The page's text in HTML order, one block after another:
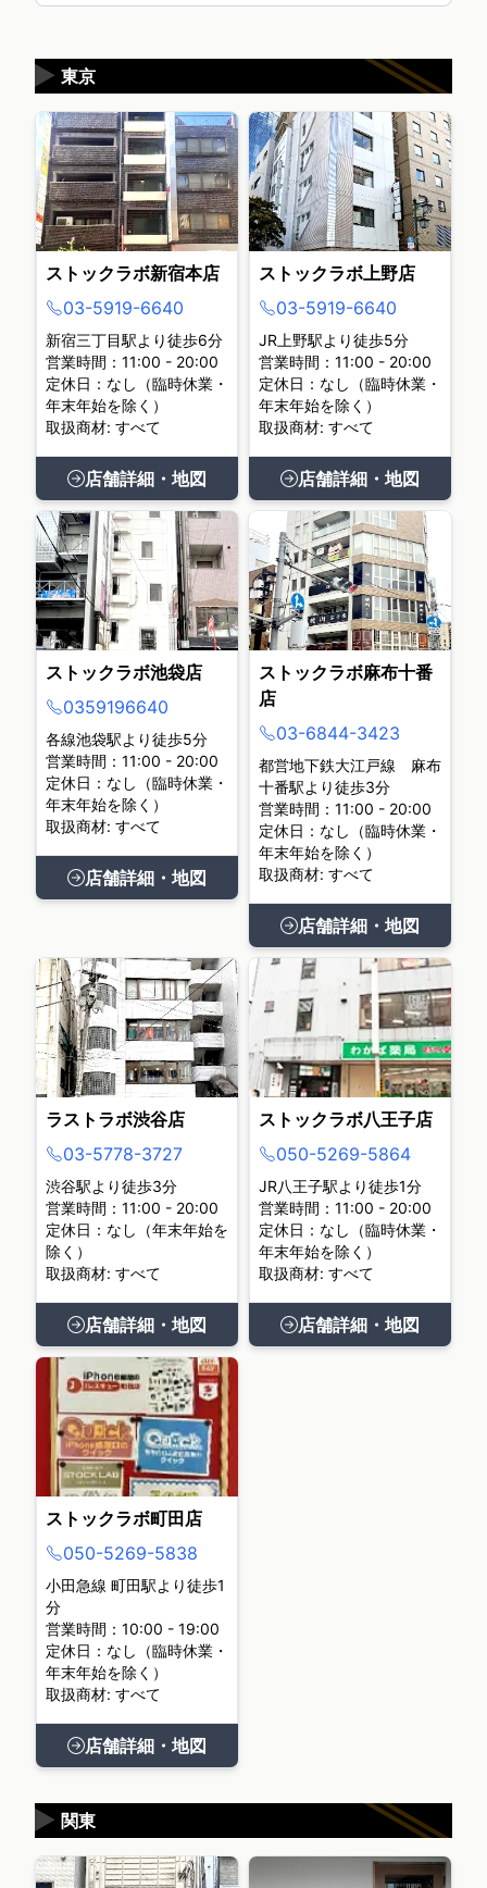
東京
▶
ストックラボ新宿本店
03-5919-6640
新宿三丁目駅より徒歩6分
営業時間：11:00 - 20:00
定休日：なし（臨時休業・
年末年始を除く）
取扱商材: すべて
店舗詳細・地図
ストックラボ上野店
03-5919-6640
JR上野駅より徒歩5分
営業時間：11:00 - 20:00
定休日：なし（臨時休業・
年末年始を除く）
取扱商材: すべて
店舗詳細・地図
ストックラボ池袋店
0359196640
各線池袋駅より徒歩5分
営業時間：11:00 - 20:00
定休日：なし（臨時休業・
年末年始を除く）
取扱商材: すべて
店舗詳細・地図
ストックラボ麻布十番
店
03-6844-3423
都営地下鉄大江戸線 麻布
十番駅より徒歩3分
営業時間：11:00 - 20:00
定休日：なし（臨時休業・
年末年始を除く）
取扱商材: すべて
店舗詳細・地図
ラストラボ渋谷店
03-5778-3727
渋谷駅より徒歩3分
営業時間：11:00 - 20:00
定休日：なし（年末年始を
除く）
取扱商材: すべて
店舗詳細・地図
ストックラボ八王子店
050-5269-5864
JR八王子駅より徒歩1分
営業時間：11:00 - 20:00
定休日：なし（臨時休業・
年末年始を除く）
取扱商材: すべて
店舗詳細・地図
ストックラボ町田店
050-5269-5838
小田急線 町田駅より徒歩1
分
営業時間：10:00 - 19:00
定休日：なし（臨時休業・
年末年始を除く）
取扱商材: すべて
店舗詳細・地図
関東
▶